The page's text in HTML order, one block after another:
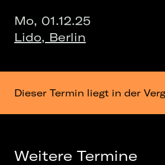
Mo, 01.12.25
Lido, Berlin
Dieser Termin liegt in der
Weitere Termine